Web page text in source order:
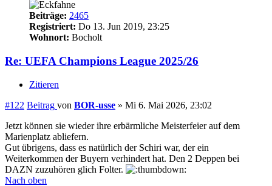
Beiträge: 2465
Registriert: Do 13. Jun 2019, 23:25
Wohnort: Bocholt
Re: UEFA Champions League 2025/26
Zitieren
#122 Beitrag von BOR-usse » Mi 6. Mai 2026, 23:02
Jetzt können sie wieder ihre erbärmliche Meisterfeier auf dem
Marienplatz abliefern.
Gut übrigens, dass es natürlich der Schiri war, der ein
Weiterkommen der Buyern verhindert hat. Den 2 Deppen bei
DAZN zuzuhören glich Folter.
Nach oben